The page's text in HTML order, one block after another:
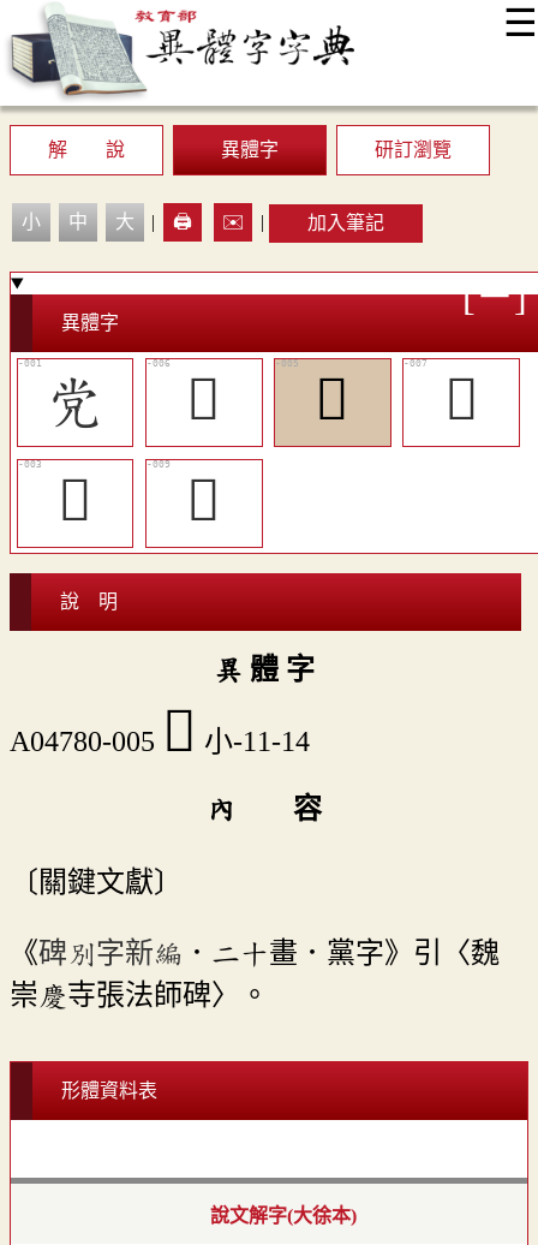
☰
最新消息
顯示模式
網站導覽
解 說
異體字 研訂瀏覽
小 中 大 | 🖨️ ✉️ | 加入筆記
異體字
党 󶿕 󶿔
󶿖
󶿓
󶿗
說 明
異 體 字
A04780-005 󶿔 小-11-14
內 容
〔關鍵文獻〕
《碑別字新編 ．二十畫．黨字》引〈魏
崇慶寺張法師碑〉。
形體資料表
說文解字(大徐本)